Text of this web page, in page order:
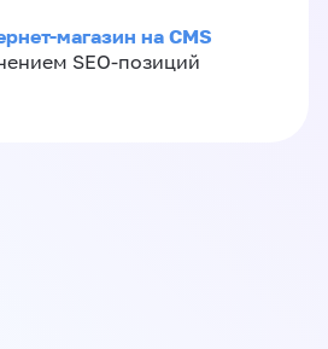
магазин на CMS
SEO-позиций